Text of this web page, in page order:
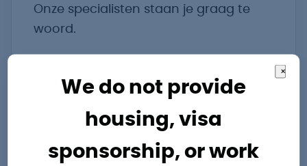
×
We do not provide
housing, visa
sponsorship, or work
Onze specialisten staan je graag te
woord.
Walstraat 74
Gelderland